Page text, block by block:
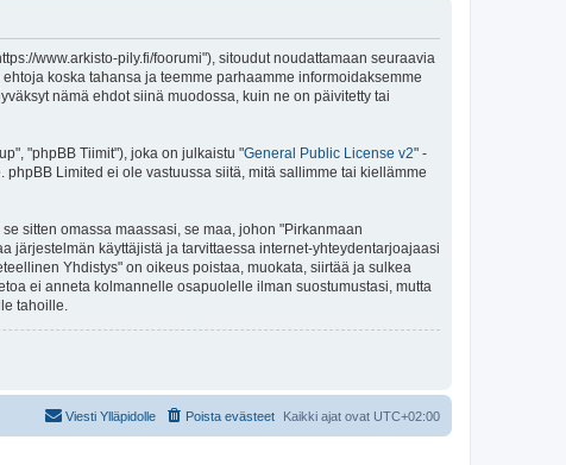
www.arkisto-pily.fi/foorumi"), sitoudut noudattamaan seuraavia
koska tahansa ja teemme parhaamme informoidaksemme
nämä ehdot siinä muodossa, kuin ne on päivitetty tai
"phpBB Tiimit"), joka on julkaistu "General Public License v2" -
Limited ei ole vastuussa siitä, mitä sallimme tai kiellämme
sitten omassa maassasi, se maa, johon "Pirkanmaan
järjestelmän käyttäjistä ja tarvittaessa internet-yhteydentarjoajaasi
Yhdistys" on oikeus poistaa, muokata, siirtää ja sulkea
ei anneta kolmannelle osapuolelle ilman suostumustasi, mutta
tahoille.
Kaikki ajat ovat UTC+02:00
Poista evästeet
Viesti Ylläpidolle